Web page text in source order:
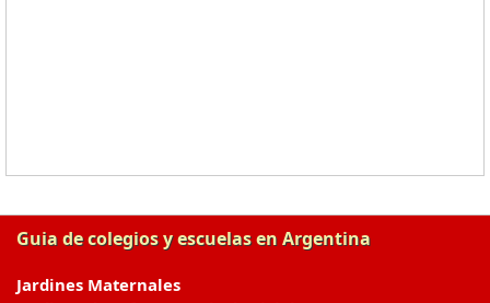
Guia de colegios y escuelas en Argentina
Jardines Maternales